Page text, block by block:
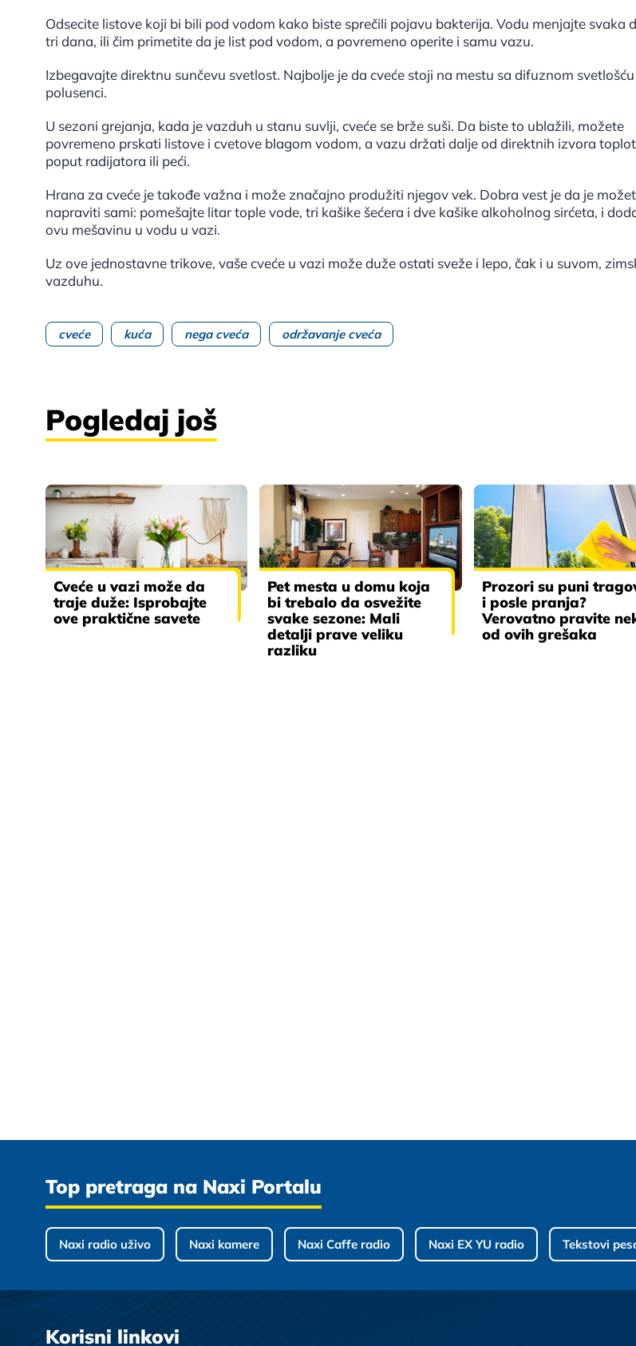
Odsecite listove koji bi bili pod vodom kako biste sprečili pojavu bakterija. Vodu menjajte svaka
tri dana, ili čim primetite da je list pod vodom, a povremeno operite i samu vazu.
Izbegavajte direktnu sunčevu svetlost. Najbolje je da cveće stoji na mestu sa difuznom
polusenci.
U sezoni grejanja, kada je vazduh u stanu suvlji, cveće se brže suši. Da biste to ublažili, možete
povremeno prskati listove i cvetove blagom vodom, a vazu držati dalje od direktnih izvora
poput radijatora ili peći.
Hrana za cveće je takođe važna i može značajno produžiti njegov vek. Dobra vest je da je
napraviti sami: pomešajte litar tople vode, tri kašike šećera i dve kašike alkoholnog sirćeta, i
ovu mešavinu u vodu u vazi.
Uz ove jednostavne trikove, vaše cveće u vazi može duže ostati sveže i lepo, čak i u suvom,
vazduhu.
cveće kuća nega cveća održavanje cveća
Pogledaj još
Cveće u vazi može da
traje duže: Isprobajte
ove praktične savete
Pet mesta u domu koja
bi trebalo da osvežite
svake sezone: Mali
detalji prave veliku
razliku
Prozori su puni
i posle pranja?
Verovatno pravite
od ovih grešaka
Top pretraga na Naxi Portalu
Naxi radio uživo Naxi kamere Naxi Caffe radio Naxi EX YU radio Tekstovi
Korisni linkovi